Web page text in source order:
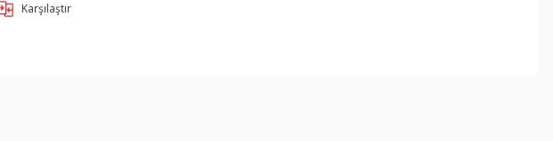
Karşılaştır